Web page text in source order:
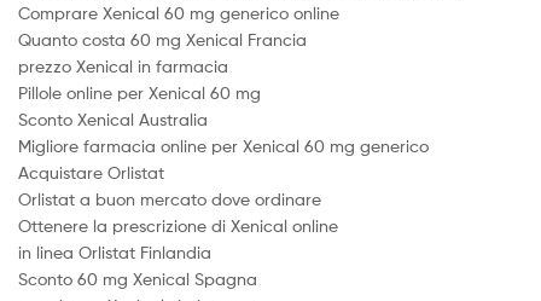
Comprare Xenical 60 mg generico online
Quanto costa 60 mg Xenical Francia
prezzo Xenical in farmacia
Pillole online per Xenical 60 mg
Sconto Xenical Australia
Migliore farmacia online per Xenical 60 mg generico
Acquistare Orlistat
Orlistat a buon mercato dove ordinare
Ottenere la prescrizione di Xenical online
in linea Orlistat Finlandia
Sconto 60 mg Xenical Spagna